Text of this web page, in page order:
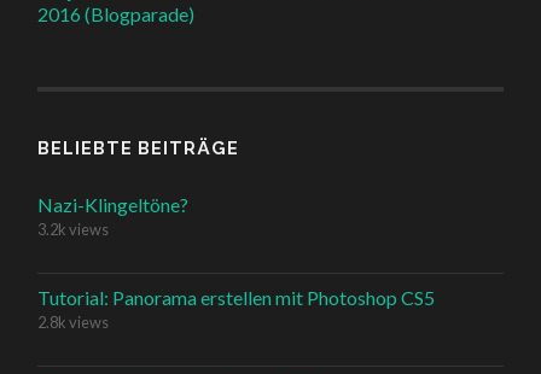
2016 (Blogparade)
BELIEBTE BEITRÄGE
Nazi-Klingeltöne?
3.2k views
Tutorial: Panorama erstellen mit Photoshop CS5
2.8k views